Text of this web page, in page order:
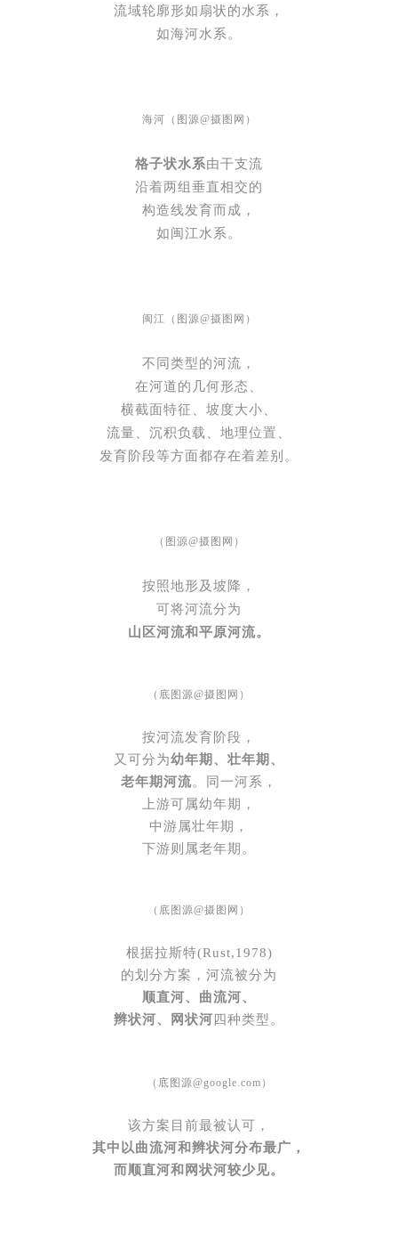
流域轮廓形如扇状的水系，
如海河水系。
海河 （图源@摄图网 ）
格子状水系由干支流
沿着两组垂直相交的
构造线发育而成，
如闽江水系。
闽江 （图源@摄图网 ）
不同类型的河流，
在河道的几何形态、
横截面特征、坡度大小、
流量、沉积负载、地理位置、
发育阶段等方面都存在着差别。
（图源@摄图网 ）
按照地形及坡降，
可将河流分为
山区河流和平原河流。
（底图源@摄图网 ）
按河流发育阶段，
又可分为幼年期、壮年期、
老年期河流。同一河系，
上游可属幼年期，
中游属壮年期，
下游则属老年期。
（底图源@摄图网 ）
根据拉斯特(Rust,1978)
的划分方案，河流被分为
顺直河、曲流河、
辫状河、网状河 四种类型。
（底图源@google.com）
该方案目前最被认可，
其中以曲流河和辫状河分布最广，
而顺直河和网状河较少见。